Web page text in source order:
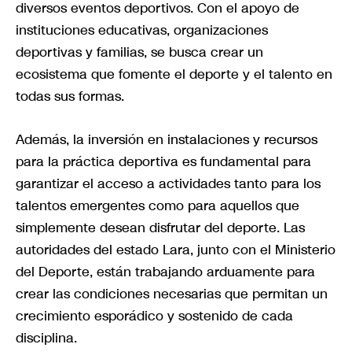
diversos eventos deportivos. Con el apoyo de
instituciones educativas, organizaciones
deportivas y familias, se busca crear un
ecosistema que fomente el deporte y el talento en
todas sus formas.
Además, la inversión en instalaciones y recursos
para la práctica deportiva es fundamental para
garantizar el acceso a actividades tanto para los
talentos emergentes como para aquellos que
simplemente desean disfrutar del deporte. Las
autoridades del estado Lara, junto con el Ministerio
del Deporte, están trabajando arduamente para
crear las condiciones necesarias que permitan un
crecimiento esporádico y sostenido de cada
disciplina.